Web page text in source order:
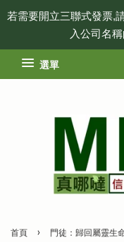
若需要開立三聯式發票,
入公司名
選單
首頁 › 門徒：歸回屬靈生